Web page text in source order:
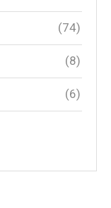
(74)
(8)
(6)